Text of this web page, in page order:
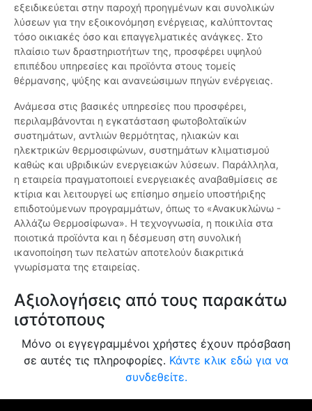
εξειδικεύεται στην παροχή προηγμένων και συνολικών
λύσεων για την εξοικονόμηση ενέργειας, καλύπτοντας
τόσο οικιακές όσο και επαγγελματικές ανάγκες. Στο
πλαίσιο των δραστηριοτήτων της, προσφέρει υψηλού
επιπέδου υπηρεσίες και προϊόντα στους τομείς
θέρμανσης, ψύξης και ανανεώσιμων πηγών ενέργειας.
Ανάμεσα στις βασικές υπηρεσίες που προσφέρει,
περιλαμβάνονται η εγκατάσταση φωτοβολταϊκών
συστημάτων, αντλιών θερμότητας, ηλιακών και
ηλεκτρικών θερμοσιφώνων, συστημάτων κλιματισμού
καθώς και υβριδικών ενεργειακών λύσεων. Παράλληλα,
η εταιρεία πραγματοποιεί ενεργειακές αναβαθμίσεις σε
κτίρια και λειτουργεί ως επίσημο σημείο υποστήριξης
επιδοτούμενων προγραμμάτων, όπως το «Ανακυκλώνω -
Αλλάζω Θερμοσίφωνα». Η τεχνογνωσία, η ποικιλία στα
ποιοτικά προϊόντα και η δέσμευση στη συνολική
ικανοποίηση των πελατών αποτελούν διακριτικά
γνωρίσματα της εταιρείας.
Αξιολογήσεις από τους παρακάτω
ιστότοπους
Μόνο οι εγγεγραμμένοι χρήστες έχουν πρόσβαση
σε αυτές τις πληροφορίες. Κάντε κλικ εδώ για να
συνδεθείτε.